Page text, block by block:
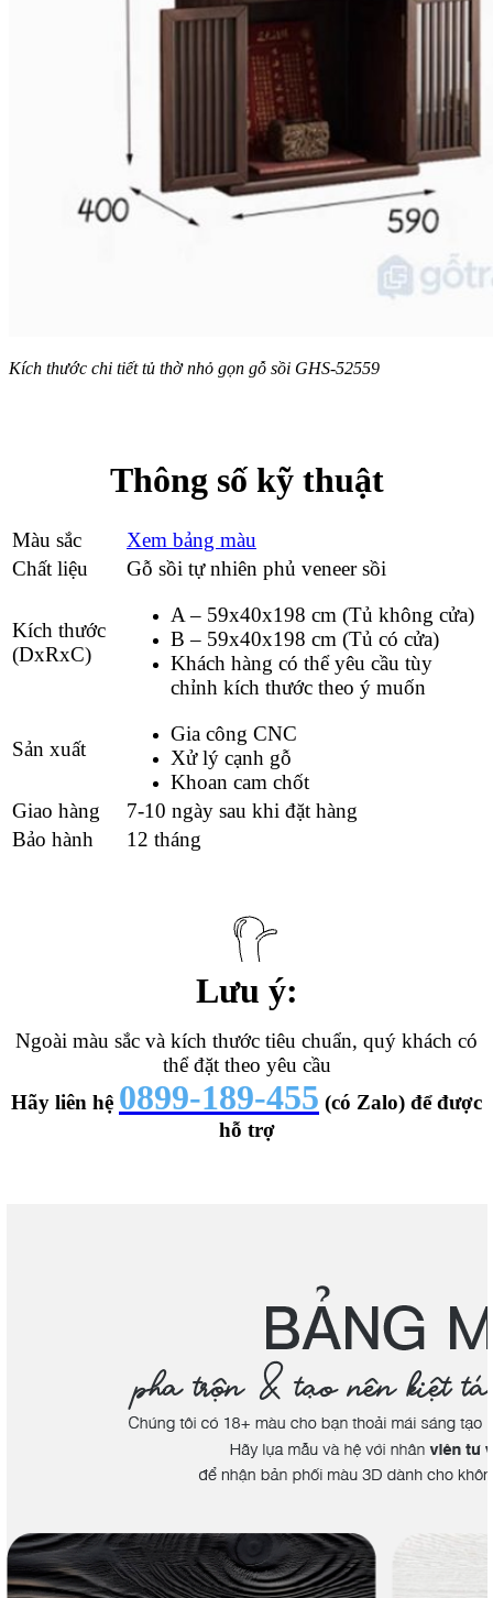
Kích thước chi tiết tủ thờ nhỏ gọn gỗ sồi GHS-52559
Thông số kỹ thuật
Màu sắc
Xem bảng màu
Chất liệu
Gỗ sồi tự nhiên phủ veneer sồi
Kích thước
(DxRxC)
A – 59x40x198 cm (Tủ không cửa)
B – 59x40x198 cm (Tủ có cửa)
Khách hàng có thể yêu cầu tùy
chỉnh kích thước theo ý muốn
Sản xuất
Gia công CNC
Xử lý cạnh gỗ
Khoan cam chốt
Giao hàng
7-10 ngày sau khi đặt hàng
Bảo hành
12 tháng
Lưu ý:
Ngoài màu sắc và kích thước tiêu chuẩn, quý khách có
thể đặt theo yêu cầu
Hãy liên hệ 0899-189-455 (có Zalo) để được
hỗ trợ